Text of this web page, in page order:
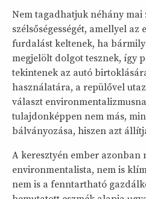
Nem tagadhatjuk néhány
szélsőségességét, amellyel
furdalást keltenek, ha
megjelölt dolgot tesznek, így
tekintenek az autó
használatára, a repülővel
választ
tulajdonképpen nem más,
bálványozása, hiszen azt
A keresztyén ember azonban
environmentalista, nem is
nem is a fenntartható